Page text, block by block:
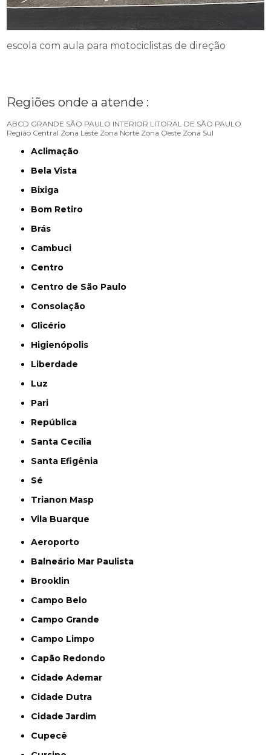
escola com aula para motociclistas de direção
Regiões onde a atende :
ABCD GRANDE SÃO PAULO INTERIOR LITORAL DE SÃO PAULO
Região Central Zona Leste Zona Norte Zona Oeste Zona Sul
Aclimação
Bela Vista
Bixiga
Bom Retiro
Brás
Cambuci
Centro
Centro de São Paulo
Consolação
Glicério
Higienópolis
Liberdade
Luz
Pari
República
Santa Cecília
Santa Efigênia
Sé
Trianon Masp
Vila Buarque
Aeroporto
Balneário Mar Paulista
Brooklin
Campo Belo
Campo Grande
Campo Limpo
Capão Redondo
Cidade Ademar
Cidade Dutra
Cidade Jardim
Cupecê